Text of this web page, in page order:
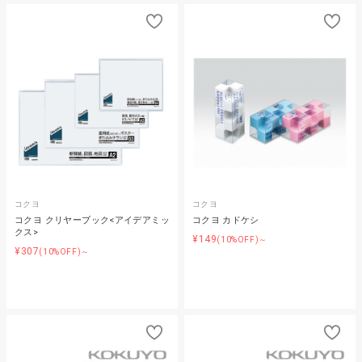
コクヨ
コクヨ クリヤーブック<アイデアミッ
クス>
¥307(10%OFF)～
コクヨ
コクヨ カドケシ
¥149(10%OFF)～